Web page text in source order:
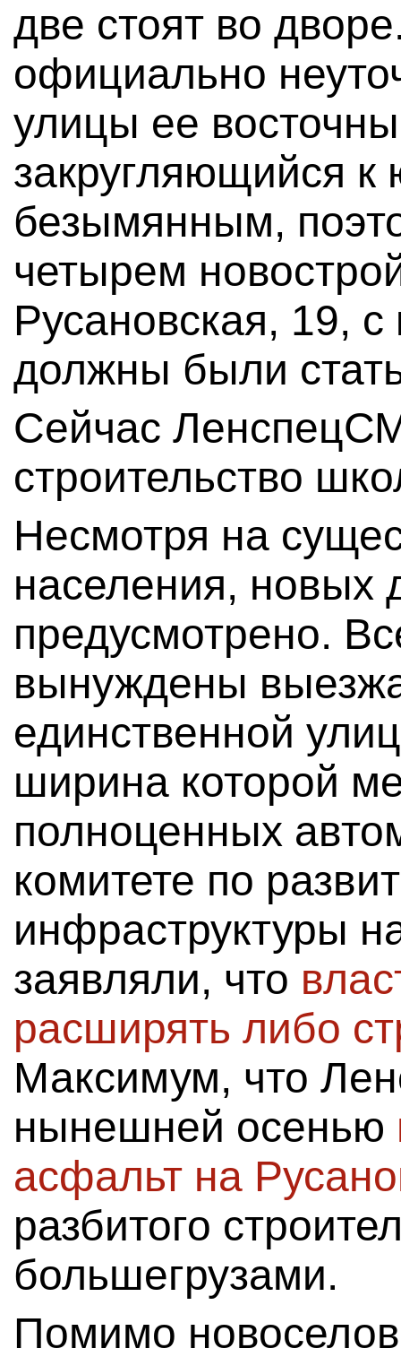
две стоят во
официально
улицы ее
закругляющийся к
безымянным,
четырем
Русановская, 19,
должны были
Сейчас
строительство
Несмотря на
населения, новых
предусмотрено.
вынуждены
единственной
ширина которой
полноценных
комитете по
инфраструктуры
заявляли, что
расширять либо
Максимум, что
нынешней осенью
асфальт на
разбитого
большегрузами.
Помимо новоселов